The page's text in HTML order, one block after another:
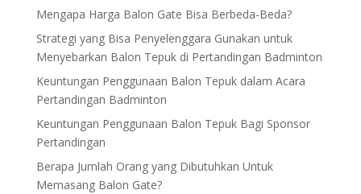
Mengapa Harga Balon Gate Bisa Berbeda-Beda?
Strategi yang Bisa Penyelenggara Gunakan untuk
Menyebarkan Balon Tepuk di Pertandingan Badminton
Keuntungan Penggunaan Balon Tepuk dalam Acara
Pertandingan Badminton
Keuntungan Penggunaan Balon Tepuk Bagi Sponsor
Pertandingan
Berapa Jumlah Orang yang Dibutuhkan Untuk
Memasang Balon Gate?